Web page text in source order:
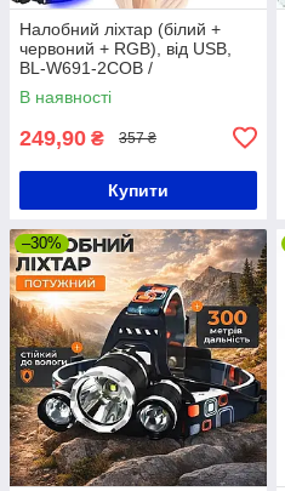
Налобний ліхтар (білий +
червоний + RGB), від USB,
BL-W691-2COB /
Акумуляторний ліхтарик-
смужка на голову
В наявності
249,90 ₴ 357 ₴
Купити
–30%